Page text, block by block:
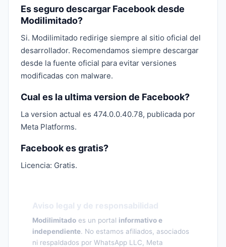
Es seguro descargar Facebook desde
Modilimitado?
Si. Modilimitado redirige siempre al sitio oficial del
desarrollador. Recomendamos siempre descargar
desde la fuente oficial para evitar versiones
modificadas con malware.
Cual es la ultima version de Facebook?
La version actual es 474.0.0.40.78, publicada por
Meta Platforms.
Facebook es gratis?
Licencia: Gratis.
Aviso legal y de responsabilidad
Modilimitado es un portal informativo e
independiente. No estamos afiliados, asociados
ni respaldados por WhatsApp LLC, Meta